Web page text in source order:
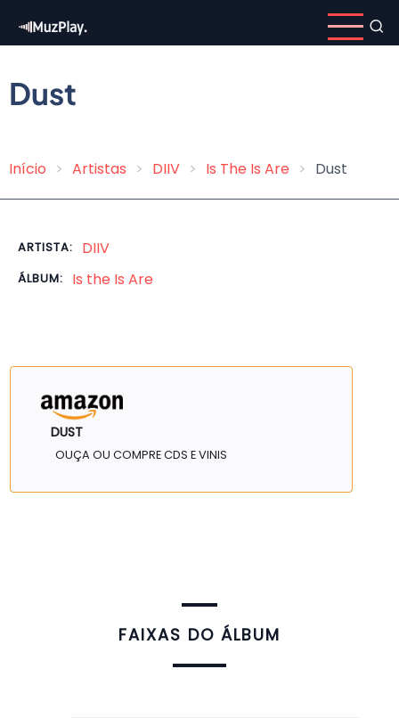
para
conteúdo
principal
Dust
Trilha
navegação
Início Artistas DIIV Is The Is Are Dust
ARTISTA: DIIV
ÁLBUM: Is the Is Are
DUST
OUÇA OU COMPRE CDS E VINIS
FAIXAS DO ÁLBUM